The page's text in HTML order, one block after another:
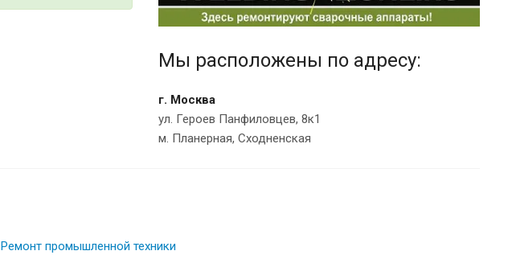
Мы расположены по адресу:
г. Москва
ул. Героев Панфиловцев, 8к1
м. Планерная, Сходненская
Ремонт промышленной техники